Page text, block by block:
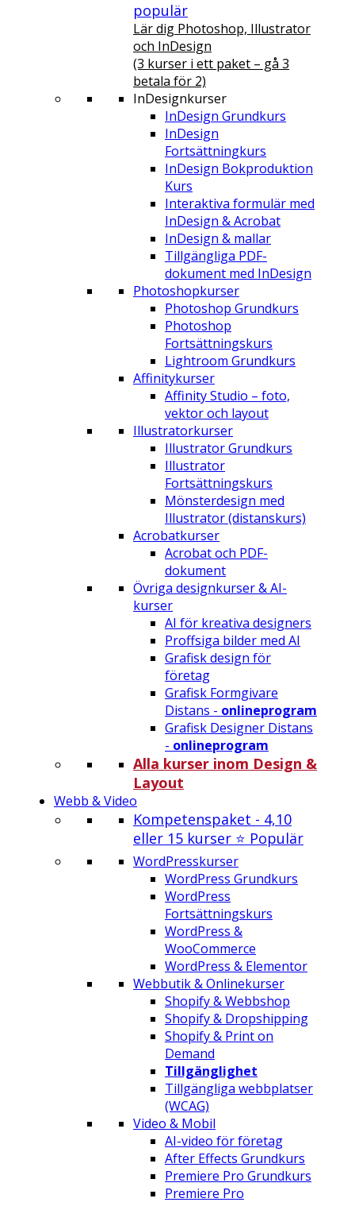
populär
Lär dig Photoshop, Illustrator
och InDesign
(3 kurser i ett paket – gå 3
betala för 2)
InDesignkurser
InDesign Grundkurs
InDesign
Fortsättningkurs
InDesign Bokproduktion
Kurs
Interaktiva formulär med
InDesign & Acrobat
InDesign & mallar
Tillgängliga PDF-
dokument med InDesign
Photoshopkurser
Photoshop Grundkurs
Photoshop
Fortsättningskurs
Lightroom Grundkurs
Affinitykurser
Affinity Studio – foto,
vektor och layout
Illustratorkurser
Illustrator Grundkurs
Illustrator
Fortsättningskurs
Mönsterdesign med
Illustrator (distanskurs)
Acrobatkurser
Acrobat och PDF-
dokument
Övriga designkurser & AI-
kurser
AI för kreativa designers
Proffsiga bilder med AI
Grafisk design för
företag
Grafisk Formgivare
Distans - onlineprogram
Grafisk Designer Distans
- onlineprogram
Alla kurser inom Design &
Layout
Webb & Video
Kompetenspaket - 4,10
eller 15 kurser ⭐ Populär
WordPresskurser
WordPress Grundkurs
WordPress
Fortsättningskurs
WordPress &
WooCommerce
WordPress & Elementor
Webbutik & Onlinekurser
Shopify & Webbshop
Shopify & Dropshipping
Shopify & Print on
Demand
Tillgänglighet
Tillgängliga webbplatser
(WCAG)
Video & Mobil
AI-video för företag
After Effects Grundkurs
Premiere Pro Grundkurs
Premiere Pro